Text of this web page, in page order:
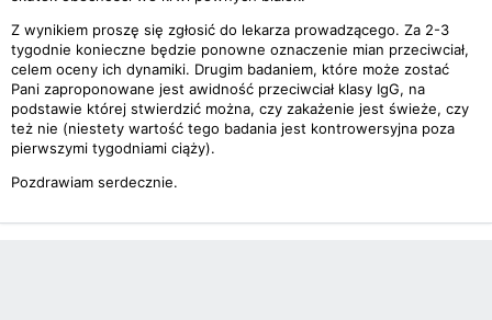
Z wynikiem proszę się zgłosić do lekarza prowadzącego. Za 2-3
tygodnie konieczne będzie ponowne oznaczenie mian przeciwciał,
celem oceny ich dynamiki. Drugim badaniem, które może zostać
Pani zaproponowane jest awidność przeciwciał klasy IgG, na
podstawie której stwierdzić można, czy zakażenie jest świeże, czy
też nie (niestety wartość tego badania jest kontrowersyjna poza
pierwszymi tygodniami ciąży).
Pozdrawiam serdecznie.